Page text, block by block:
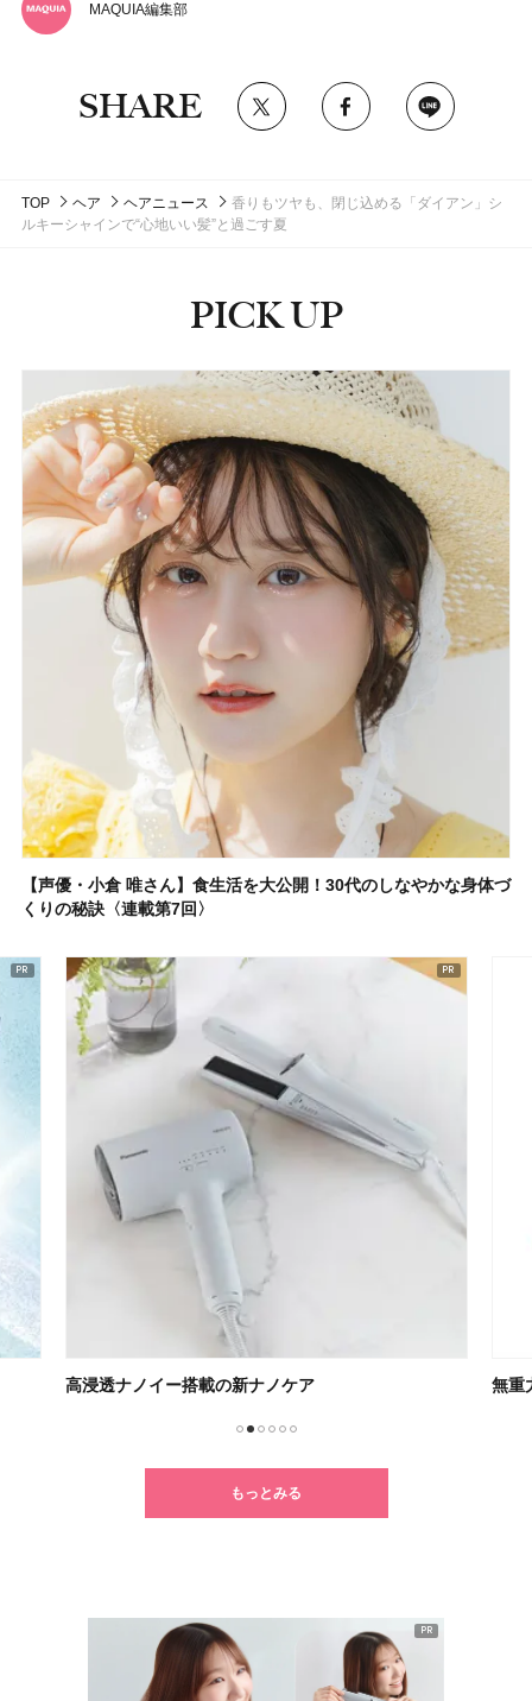
MAQUIA編集部
SHARE
TOP ヘア ヘアニュース
香りもツヤも、閉じ込める「ダイアン」シ
ルキーシャインで“心地いい髪”と過ごす夏
PICK UP
【声優・小倉 唯さん】食生活を大公開！30代のしなやかな身体づ
くりの秘訣〈連載第7回〉
無重力感が癖になるSUQQU新リップ 朝の
もっとみる
PR